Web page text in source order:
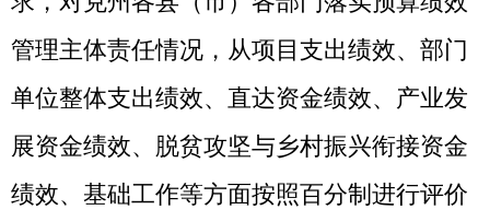
地州市政府 区政府部门
省区市政府 国家部委局
主办：克孜勒苏柯尔克孜自治州人民政府办公室